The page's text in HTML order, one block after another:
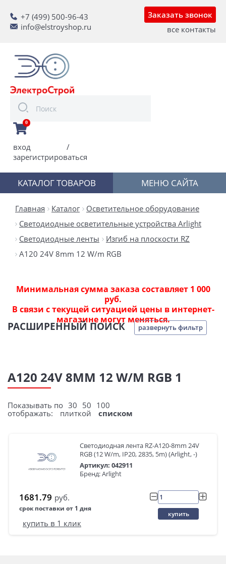
+7 (499) 500-96-43
info@elstroyshop.ru
Заказать звонок
все контакты
0
вход
/
зарегистрироваться
КАТАЛОГ ТОВАРОВ МЕНЮ САЙТА
Главная Каталог
Осветительное оборудование
Светодиодные осветительные устройства Arlight
Светодиодные ленты
Изгиб на плоскости RZ
A120 24V 8mm 12 W/m RGB
Минимальная сумма заказа составляет 1 000
руб.
В связи с текущей ситуацией цены в интернет-
магазине могут меняться.
РАСШИРЕННЫЙ ПОИСК развернуть фильтр
A120 24V 8MM 12 W/M RGB 1
Показывать по 30 50 100
отображать:
плиткой списком
Светодиодная лента RZ-A120-8mm 24V
RGB (12 W/m, IP20, 2835, 5m) (Arlight, -)
Артикул: 042911
Бренд: Arlight
1681.79 руб.
срок поставки от 1 дня
купить
купить в 1 клик